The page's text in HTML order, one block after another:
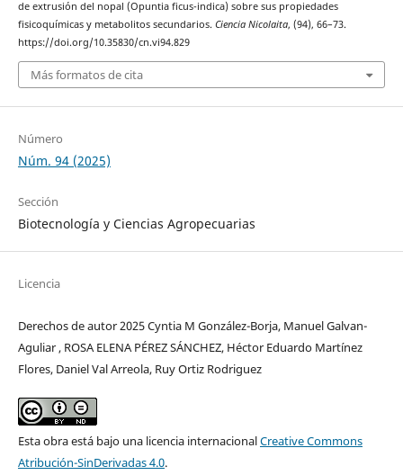
de extrusión del nopal (Opuntia ficus-indica) sobre sus propiedades
fisicoquímicas y metabolitos secundarios. Ciencia Nicolaita, (94), 66–73.
https://doi.org/10.35830/cn.vi94.829
Más formatos de cita
Número
Núm. 94 (2025)
Sección
Biotecnología y Ciencias Agropecuarias
Licencia
Derechos de autor 2025 Cyntia M González-Borja, Manuel Galvan-
Aguliar , ROSA ELENA PÉREZ SÁNCHEZ, Héctor Eduardo Martínez
Flores, Daniel Val Arreola, Ruy Ortiz Rodriguez
Esta obra está bajo una licencia internacionalCreative Commons
Atribución-SinDerivadas 4.0.